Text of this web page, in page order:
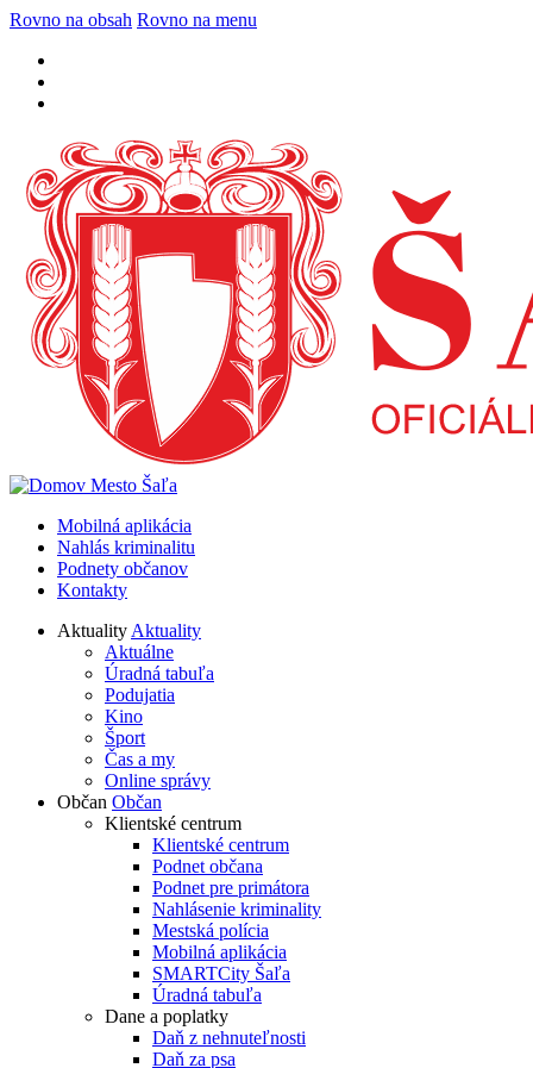
Rovno na obsah Rovno na menu
Mobilná aplikácia
Nahlás kriminalitu
Podnety občanov
Kontakty
AktualityAktuality
Aktuálne
Úradná tabuľa
Podujatia
Kino
Šport
Čas a my
Online správy
Občan Občan
Klientské centrum
Klientské centrum
Podnet občana
Podnet pre primátora
Nahlásenie kriminality
Mestská polícia
Mobilná aplikácia
SMARTCity Šaľa
Úradná tabuľa
Dane a poplatky
Daň z nehnuteľnosti
Daň za psa